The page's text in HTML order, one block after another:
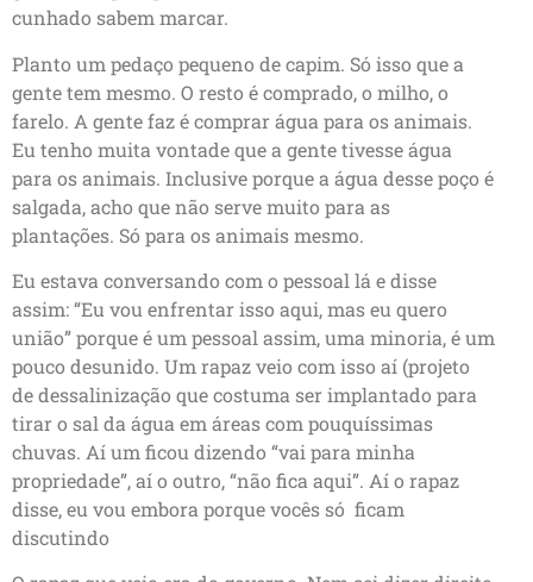
cunhado sabem marcar.
Planto um pedaço pequeno de capim. Só isso que a
gente tem mesmo. O resto é comprado, o milho, o
farelo. A gente faz é comprar água para os animais.
Eu tenho muita vontade que a gente tivesse água
para os animais. Inclusive porque a água desse poço é
salgada, acho que não serve muito para as
plantações. Só para os animais mesmo.
Eu estava conversando com o pessoal lá e disse
assim: “Eu vou enfrentar isso aqui, mas eu quero
união” porque é um pessoal assim, uma minoria, é um
pouco desunido. Um rapaz veio com isso aí (projeto
de dessalinização que costuma ser implantado para
tirar o sal da água em áreas com pouquíssimas
chuvas. Aí um ficou dizendo “vai para minha
propriedade”, aí o outro, “não fica aqui”. Aí o rapaz
disse, eu vou embora porque vocês só ficam
discutindo